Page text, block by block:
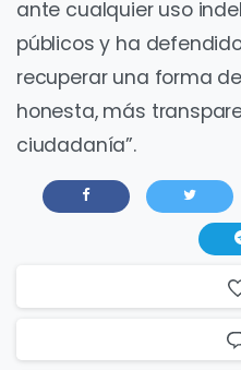
ante cualquier uso
públicos y ha
recuperar una forma
honesta, más
ciudadanía”.